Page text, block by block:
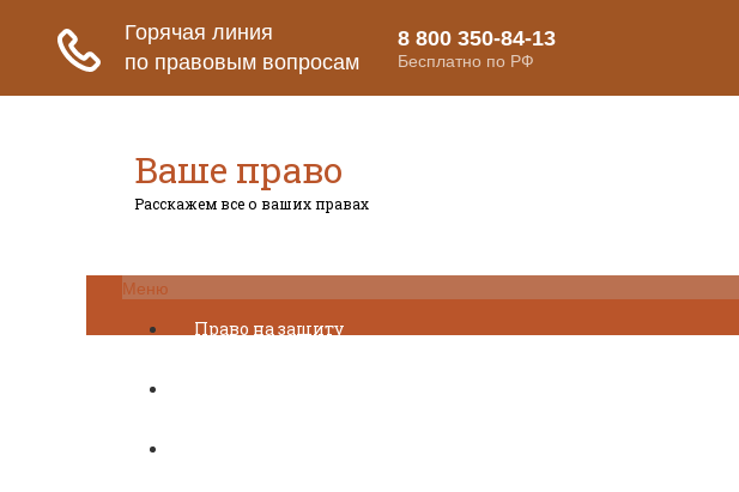
Ваше право
Расскажем все о ваших правах
Меню
Право на защиту